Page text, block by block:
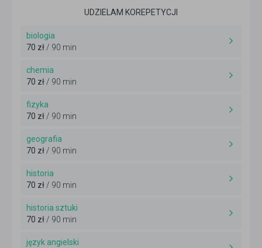
UDZIELAM KOREPETYCJI
biologia
70 zł/ 90 min
chemia
70 zł/ 90 min
fizyka
70 zł/ 90 min
geografia
70 zł/ 90 min
historia
70 zł/ 90 min
historia sztuki
70 zł/ 90 min
język angielski